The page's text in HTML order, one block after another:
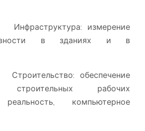
измерение
в зданиях и в
обеспечение
строительных рабочих
реальность, компьютерное